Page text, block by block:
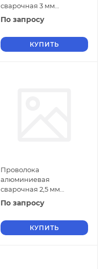
сварочная 3 мм
СвАМг3М ГОСТ 7871-2019
По запросу
КУПИТЬ
Проволока
алюминиевая
сварочная 2,5 мм
СвАМг3М ГОСТ 7871-2019
По запросу
КУПИТЬ